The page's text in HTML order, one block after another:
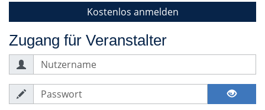
Kostenlos anmelden
Zugang für Veranstalter